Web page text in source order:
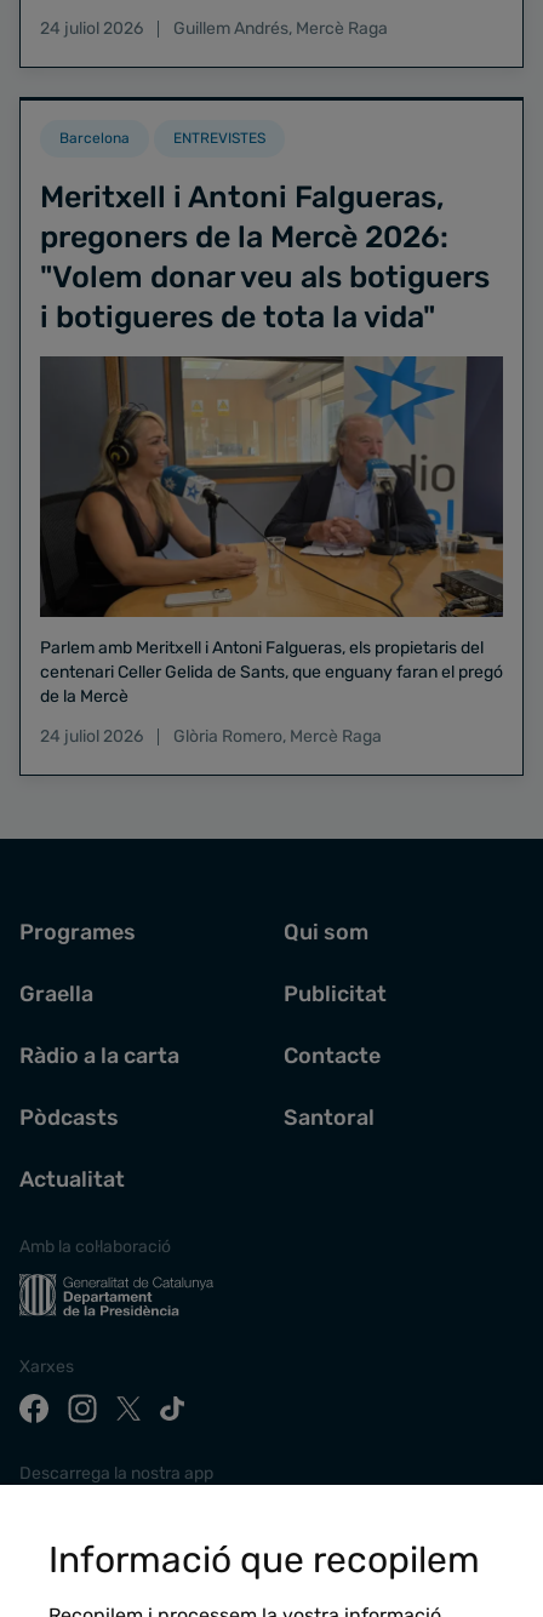
24 juliol 2026
Guillem Andrés, Mercè Raga
Barcelona ENTREVISTES
Meritxell i Antoni Falgueras,
pregoners de la Mercè 2026:
"Volem donar veu als botiguers
i botigueres de tota la vida"
Parlem amb Meritxell i Antoni Falgueras, els propietaris del
centenari Celler Gelida de Sants, que enguany faran el pregó
de la Mercè
24 juliol 2026
Glòria Romero, Mercè Raga
Programes
Graella
Ràdio a la carta
Pòdcasts
Actualitat
Qui som
Publicitat
Contacte
Santoral
Amb la col·laboració
Xarxes
Descarrega la nostra app
Informació que recopilem